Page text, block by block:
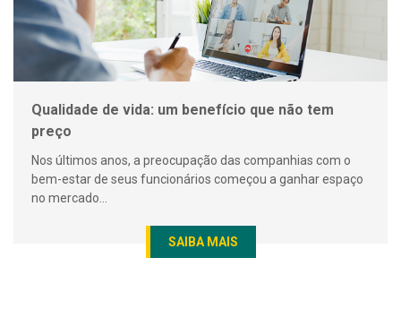
Qualidade de vida: um benefício que não tem
preço
Nos últimos anos, a preocupação das companhias com o
bem-estar de seus funcionários começou a ganhar espaço
no mercado...
SAIBA MAIS